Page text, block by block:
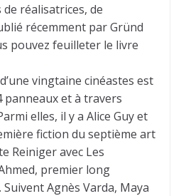
réalisatrices, de
récemment par Gründ
pouvez feuilleter le livre
vingtaine cinéastes est
panneaux et à travers
elles, il y a Alice Guy et
fiction du septième art
Reiniger avec Les
premier long
Agnès Varda, Maya